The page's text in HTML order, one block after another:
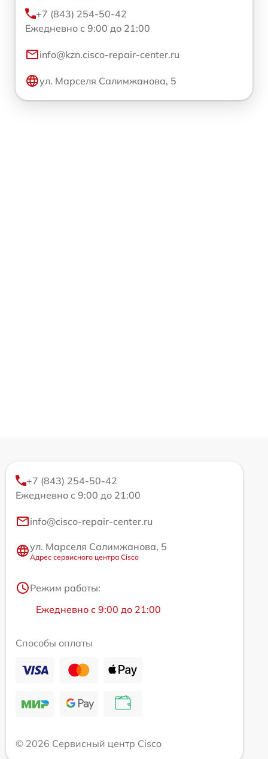
+7 (843) 254-50-42
Ежедневно с 9:00 до 21:00
info@kzn.cisco-repair-center.ru
ул. Марселя Салимжанова, 5
+7 (843) 254-50-42
Ежедневно с 9:00 до 21:00
info@cisco-repair-center.ru
ул. Марселя Салимжанова, 5
Адрес сервисного центра Cisco
Режим работы:
Ежедневно с 9:00 до 21:00
Способы оплаты
© 2026 Сервисный центр Cisco